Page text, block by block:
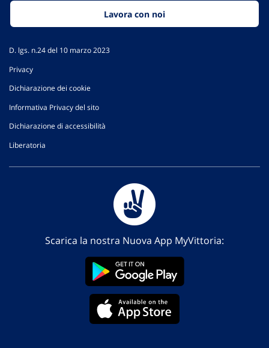
Lavora con noi
D. lgs. n.24 del 10 marzo 2023
Privacy
Dichiarazione dei cookie
Informativa Privacy del sito
Dichiarazione di accessibilità
Liberatoria
Scarica la nostra Nuova App MyVittoria: